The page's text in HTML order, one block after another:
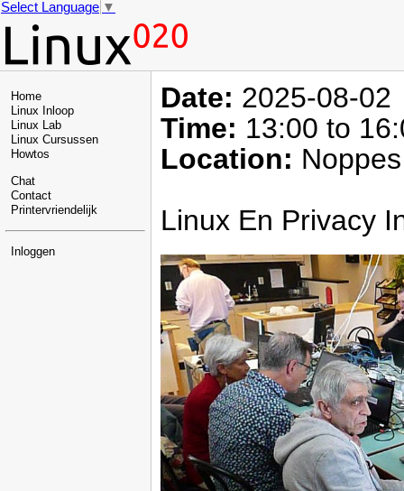
Select Language ▼
Home
Linux Inloop
Linux Lab
Linux Cursussen
Howtos
Chat
Contact
Printervriendelijk
Inloggen
Date: 2025-08-02
Time: 13:00 to
Location:
Linux En Privacy